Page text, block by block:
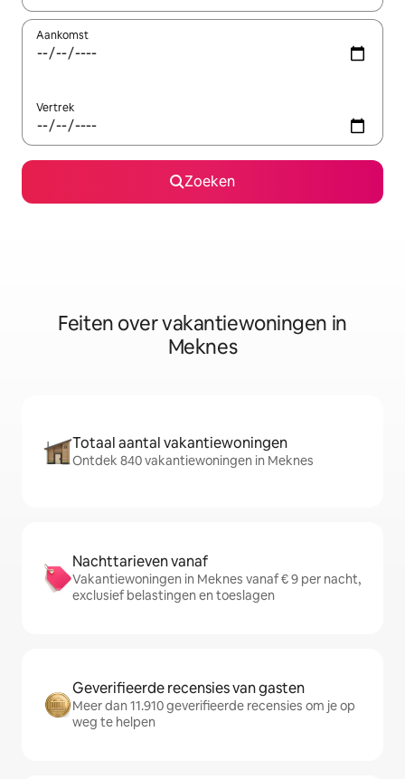
Aankomst
Vertrek
Zoeken
Feiten over vakantiewoningen in
Meknes
Totaal aantal vakantiewoningen
Ontdek 840 vakantiewoningen in Meknes
Nachttarieven vanaf
Vakantiewoningen in Meknes vanaf € 9 per nacht,
exclusief belastingen en toeslagen
Geverifieerde recensies van gasten
Meer dan 11.910 geverifieerde recensies om je op
weg te helpen